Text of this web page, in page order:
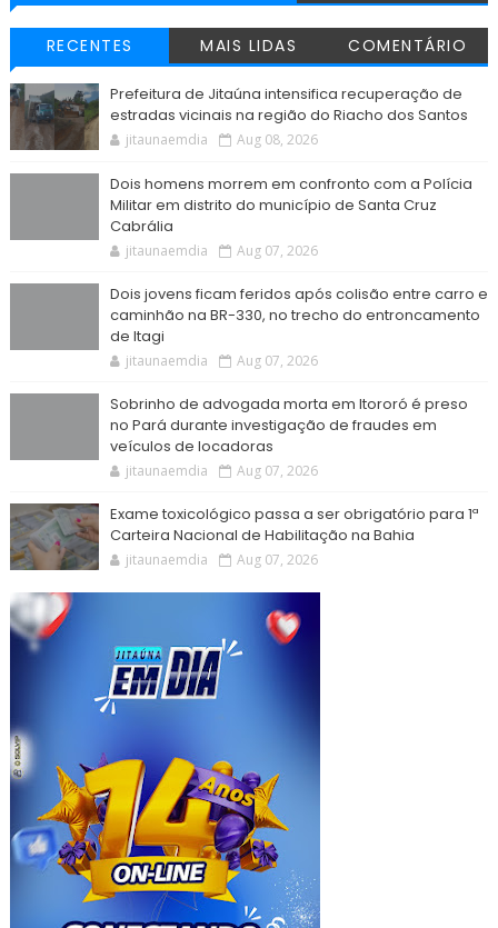
RECENTES MAIS LIDAS COMENTÁRIO
Prefeitura de Jitaúna intensifica recuperação de
estradas vicinais na região do Riacho dos Santos
jitaunaemdia Aug 08, 2026
Dois homens morrem em confronto com a Polícia
Militar em distrito do município de Santa Cruz
Cabrália
jitaunaemdia Aug 07, 2026
Dois jovens ficam feridos após colisão entre carro e
caminhão na BR-330, no trecho do entroncamento
de Itagi
jitaunaemdia Aug 07, 2026
Sobrinho de advogada morta em Itororó é preso
no Pará durante investigação de fraudes em
veículos de locadoras
jitaunaemdia Aug 07, 2026
Exame toxicológico passa a ser obrigatório para 1ª
Carteira Nacional de Habilitação na Bahia
jitaunaemdia Aug 07, 2026